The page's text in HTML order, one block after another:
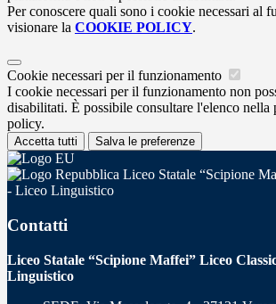
Per conoscere quali sono i cookie necessari al
visionare la COOKIE POLICY.
Cookie necessari per il funzionamento
I cookie necessari per il funzionamento non
disabilitati. È possibile consultare l'elenco nella
policy.
Accetta tutti Salva le preferenze
Liceo Statale “Scipione
- Liceo Linguistico
Contatti
Liceo Statale “Scipione Maffei” Liceo
Linguistico